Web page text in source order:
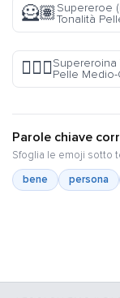
🦸🏽Supereroe
Tonalità
🦸🏼‍♀️Supereroina
Pelle Medio-
Parole chiave
Sfoglia le emoji sotto
bene
persona